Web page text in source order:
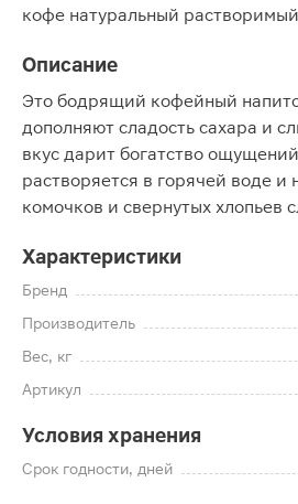
кофе натуральный
Описание
Это бодрящий кофейный
дополняют сладость сахара и
вкус дарит богатство
растворяется в горячей воде и
комочков и свернутых хлопьев
Характеристики
Бренд
Производитель
Вес, кг
Артикул
Условия хранения
Срок годности, дней